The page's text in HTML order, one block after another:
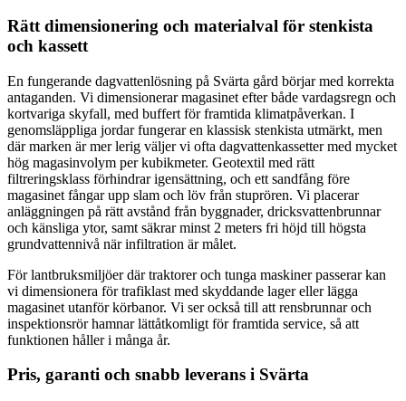
Rätt dimensionering och materialval för stenkista
och kassett
En fungerande dagvattenlösning på Svärta gård börjar med korrekta
antaganden. Vi dimensionerar magasinet efter både vardagsregn och
kortvariga skyfall, med buffert för framtida klimatpåverkan. I
genomsläppliga jordar fungerar en klassisk stenkista utmärkt, men
där marken är mer lerig väljer vi ofta dagvattenkassetter med mycket
hög magasinvolym per kubikmeter. Geotextil med rätt
filtreringsklass förhindrar igensättning, och ett sandfång före
magasinet fångar upp slam och löv från stuprören. Vi placerar
anläggningen på rätt avstånd från byggnader, dricksvattenbrunnar
och känsliga ytor, samt säkrar minst 2 meters fri höjd till högsta
grundvattennivå när infiltration är målet.
För lantbruksmiljöer där traktorer och tunga maskiner passerar kan
vi dimensionera för trafiklast med skyddande lager eller lägga
magasinet utanför körbanor. Vi ser också till att rensbrunnar och
inspektionsrör hamnar lättåtkomligt för framtida service, så att
funktionen håller i många år.
Pris, garanti och snabb leverans i Svärta